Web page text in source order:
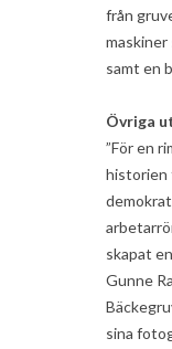
från
maskiner
samt en
Övriga
”För en
historien
skapat
Gunne
sina